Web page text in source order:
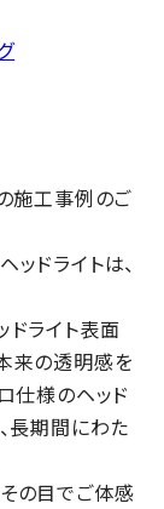
施工事例のご
ドライトは、
ライト表面
来の透明感を
仕様のヘッド
長期間にわた
の目でご体感